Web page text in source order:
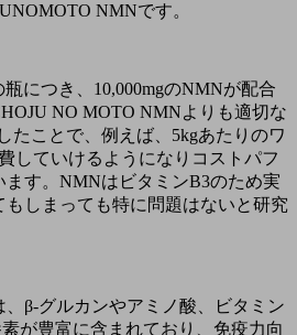
NMNです。
につき、10,000mgのNMNが配合
NO MOTO NMNよりも適切な
たことで、例えば、5kgあたりのワ
していけるようになりコストパフ
ます。NMNはビタミンB3のため実
もしまっても特に問題はないと研究
β-グルカンやアミノ酸、ビタミン
が豊富に含まれており、免疫力向